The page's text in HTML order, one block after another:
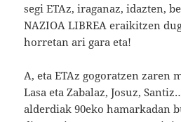
segi ETAz, iraganaz, idazten,
NAZIOA LIBREA eraikitzen
horretan ari gara eta!
A, eta ETAz gogoratzen zaren
Lasa eta Zabalaz, Josuz,
alderdiak 90eko hamarkadan